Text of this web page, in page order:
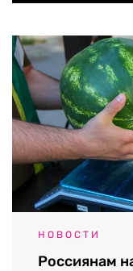
НОВОСТИ
Россиянам